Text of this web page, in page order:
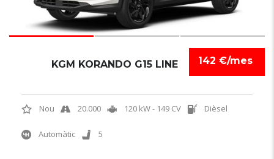
142 €/mes
KGM KORANDO G15 LINE
Nou 20.000 120 kW - 149 CV Dièsel
Automàtic 5